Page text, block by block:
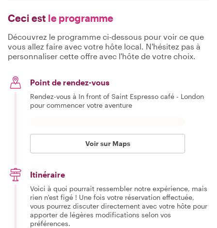
Ceci est le programme
Découvrez le programme ci-dessous pour voir ce que
vous allez faire avec votre hôte local. N'hésitez pas à
personnaliser cette offre avec l'hôte de votre choix.
Point de rendez-vous
Rendez-vous à In front of Saint Espresso café - London
pour commencer votre aventure
Voir sur Maps
Itinéraire
Voici à quoi pourrait ressembler notre expérience, mais
rien n'est figé ! Une fois votre réservation effectuée,
vous pourrez discuter directement avec votre hôte pour
apporter de légères modifications selon vos
préférences.